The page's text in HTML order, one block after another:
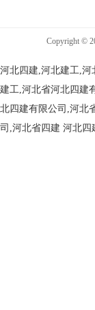
Copyright ©
河北四建,河北建工,河
建工,河北省河北四建
北四建有限公司,河北
司,河北省四建 河北四